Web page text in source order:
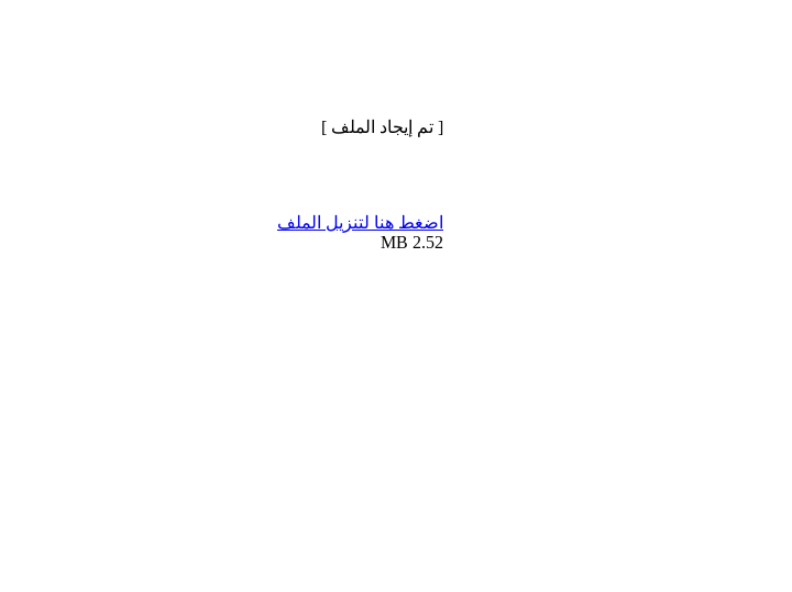
[ تم إيجاد الملف ]
اضغط هنا لتنزيل الملف
2.52 MB